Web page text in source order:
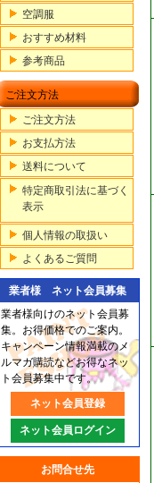
空調服
おすすめ材料
参考商品
ご注文方法
ご注文方法
お支払方法
送料について
特定商取引法に基づく
表示
個人情報の取扱い
よくあるご質問
業者様 ネット会員募集
業者様向けのネット会員募
集。お得価格でのご案内。
キャンペーン情報満載のメ
ルマガ購読などお得なネッ
ト会員募集中です。
ネット会員登録
ネット会員ログイン
お問合せ先